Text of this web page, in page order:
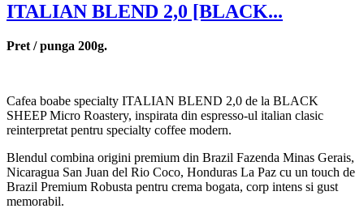
ITALIAN BLEND 2,0 [BLACK...
Pret / punga 200g.
Cafea boabe specialty ITALIAN BLEND 2,0 de la BLACK
SHEEP Micro Roastery, inspirata din espresso-ul italian clasic
reinterpretat pentru specialty coffee modern.
Blendul combina origini premium din Brazil Fazenda Minas Gerais,
Nicaragua San Juan del Rio Coco, Honduras La Paz cu un touch de
Brazil Premium Robusta pentru crema bogata, corp intens si gust
memorabil.